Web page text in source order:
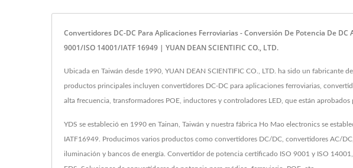
Convertidores DC-DC Para Aplicaciones Ferroviarias - Conversión De Potencia De
9001/ISO 14001/IATF 16949 | YUAN DEAN SCIENTIFIC CO., LTD.
Ubicada en Taiwán desde 1990, YUAN DEAN SCIENTIFIC CO., LTD. ha sido un
productos principales incluyen convertidores DC-DC para aplicaciones ferroviarias,
alta frecuencia, transformadores POE, inductores y controladores LED, que están aprobados
YDS se estableció en 1990 en Tainan, Taiwán y nuestra fábrica Ho Mao electronics se
IATF16949. Producimos varios productos como convertidores DC/DC, convertidores AC/
iluminación y bancos de energía. Convertidor de potencia certificado ISO 9001 y ISO